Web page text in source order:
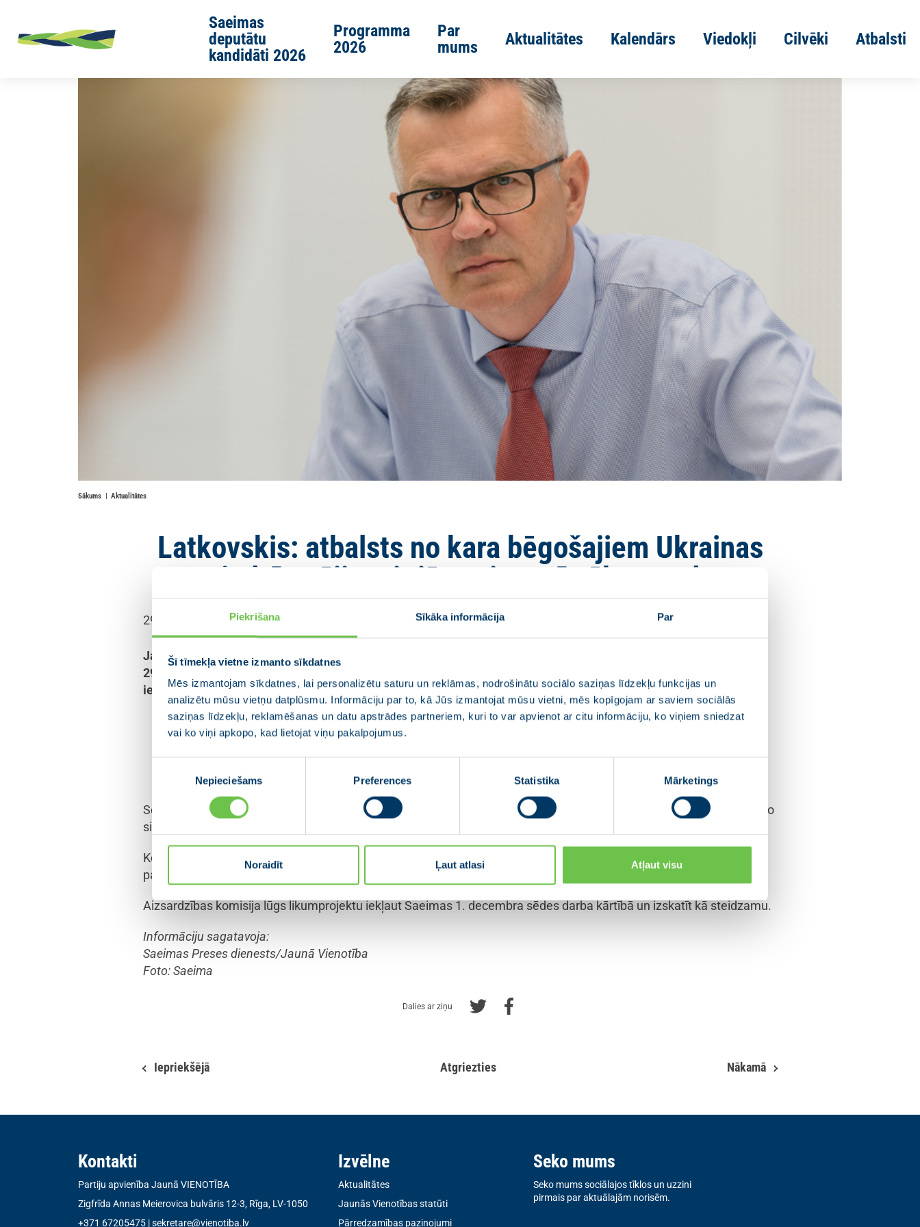
Piekrišana Sīkāka informācija Par
Šī tīmekļa vietne izmanto sīkdatnes
Mēs izmantojam sīkdatnes, lai personalizētu saturu un reklāmas, nodrošinātu sociālo saziņas līdzekļu funkcijas un
analizētu mūsu vietņu datplūsmu. Informāciju par to, kā Jūs izmantojat mūsu vietni, mēs kopīgojam ar saviem sociālās
saziņas līdzekļu, reklamēšanas un datu apstrādes partneriem, kuri to var apvienot ar citu informāciju, ko viņiem sniedzat
vai ko viņi apkopo, kad lietojat viņu pakalpojumus.
Nepieciešams Preferences Statistika Mārketings
Noraidīt Ļaut atlasi Atļaut visu
Saeimas
deputātu
kandidāti 2026
Programma
2026
Par
mums
Aktualitātes Kalendārs Viedokļi Cilvēki Atbalsti
Sākums Aktualitātes
Latkovskis: atbalsts no kara bēgošajiem Ukrainas
iedzīvotājiem ir jāturpina arī nākamgad
29.11.2022
Jau iesāktais atbalsts no kara bēgošajiem Ukrainas iedzīvotājiem ir jāturpina arī nākamajā gadā, otrdien,
29.novembrī, lemjot par grozījumiem Ukrainas civiliedzīvotāju atbalsta likumā, uzsvēra Saeimas Aizsardzības,
iekšlietu un korupcijas novēršanas komisijas deputāti.
“Mūsu uzdevums ir viest skaidrību par to, ka pēc 31. decembra Ukrainas iedzīvotājiem
Sēdē uzklausīti ministriju, kā arī pašvaldību un nevalstisko organizāciju pārstāvji, kas deputātus informēja par aktuālo
situāciju atbalsta sniegšanā Ukrainas civiliedzīvotājiem.
Komisijas deputāti sēdē konceptuāli atbalstīja grozījumus Ukrainas civiliedzīvotāju atbalsta likumā, kas saistīti ar
pašvaldību kapitālsabiedrību atkārtotiem dāvinājumiem vispārējam atbalstam Ukrainas sabiedrībai vēl 2022. gadā.
Aizsardzības komisija lūgs likumprojektu iekļaut Saeimas 1. decembra sēdes darba kārtībā un izskatīt kā steidzamu.
Informāciju sagatavoja:
Saeimas Preses dienests/Jaunā Vienotība
Foto: Saeima
Dalies ar ziņu
Iepriekšējā Atgriezties Nākamā
Kontakti
Partiju apvienība Jaunā VIENOTĪBA
Zigfrīda Annas Meierovica bulvāris 12-3, Rīga, LV-1050
+371 67205475 |sekretare@vienotiba.lv
Izvēlne
Aktualitātes
Jaunās Vienotības statūti
Pārredzamības paziņojumi
Seko mums
Seko mums sociālajos tīklos un uzzini
pirmais par aktuālajām norisēm.